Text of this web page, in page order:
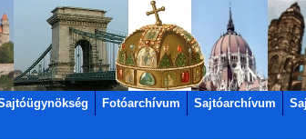
Fotóarchívum Sajtóarchívum